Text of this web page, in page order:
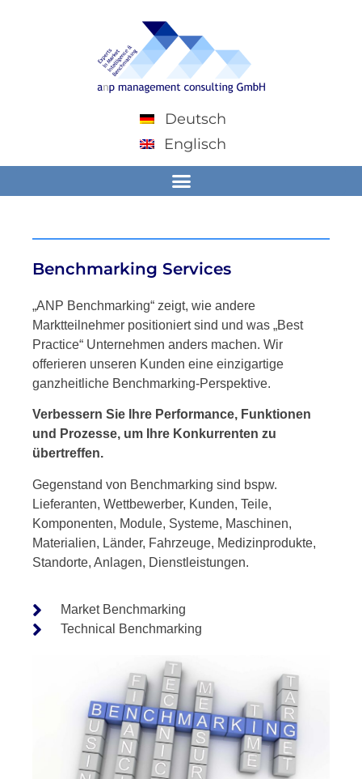
Deutsch
Englisch
Benchmarking Services
„ANP Benchmarking“ zeigt, wie andere
Marktteilnehmer positioniert sind und was „Best
Practice“ Unternehmen anders machen. Wir
offerieren unseren Kunden eine einzigartige
ganzheitliche Benchmarking-Perspektive.
Verbessern Sie Ihre Performance, Funktionen
und Prozesse, um Ihre Konkurrenten zu
übertreffen.
Gegenstand von Benchmarking sind bspw.
Lieferanten, Wettbewerber, Kunden, Teile,
Komponenten, Module, Systeme, Maschinen,
Materialien, Länder, Fahrzeuge, Medizinprodukte,
Standorte, Anlagen, Dienstleistungen.
Market Benchmarking
Technical Benchmarking